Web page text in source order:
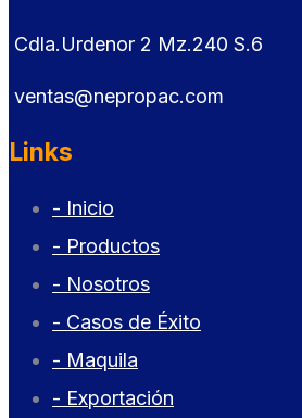
Cdla.Urdenor 2 Mz.240 S.6
ventas@nepropac.com
Links
- Inicio
- Productos
- Nosotros
- Casos de Éxito
- Maquila
- Exportación